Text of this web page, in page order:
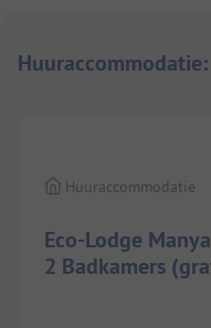
Huuraccommodatie:
Eco-Lodge
2 Badkamers
Huuraccommodatie